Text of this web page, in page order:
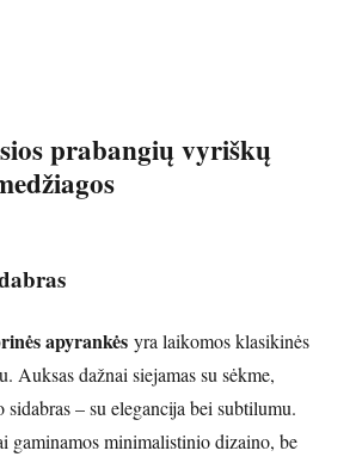
prabangių vyriškų
apyrankės yra laikomos klasikinės
Auksas dažnai siejamas su sėkme,
sidabras – su elegancija bei subtilumu.
gaminamos minimalistinio dizaino, be